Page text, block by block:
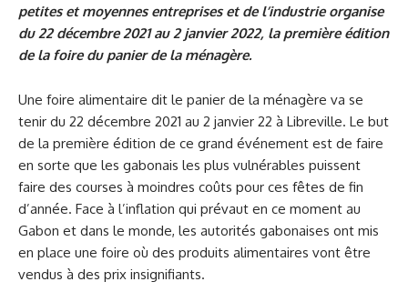
petites et moyennes entreprises et de l’industrie organise
du 22 décembre 2021 au 2 janvier 2022, la première édition
de la foire du panier de la ménagère.
Une foire alimentaire dit le panier de la ménagère va se
tenir du 22 décembre 2021 au 2 janvier 22 à Libreville. Le but
de la première édition de ce grand événement est de faire
en sorte que les gabonais les plus vulnérables puissent
faire des courses à moindres coûts pour ces fêtes de fin
d’année. Face à l’inflation qui prévaut en ce moment au
Gabon et dans le monde, les autorités gabonaises ont mis
en place une foire où des produits alimentaires vont être
vendus à des prix insignifiants.